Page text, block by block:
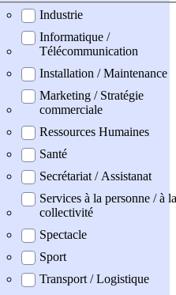
Industrie
Informatique /
Télécommunication
Installation / Maintenance
Marketing / Stratégie
commerciale
Ressources Humaines
Santé
Secrétariat / Assistanat
Services à la personne / à la
collectivité
Spectacle
Sport
Transport / Logistique